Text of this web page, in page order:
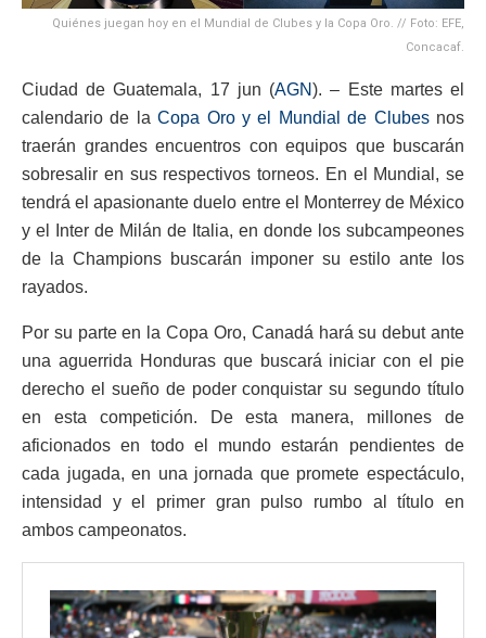
Quiénes juegan hoy en el Mundial de Clubes y la Copa Oro. // Foto: EFE,
Concacaf.
Ciudad de Guatemala, 17 jun (AGN). – Este martes el
calendario de la Copa Oro y el Mundial de Clubesnos
traerán grandes encuentros con equipos que buscarán
sobresalir en sus respectivos torneos. En el Mundial, se
tendrá el apasionante duelo entre el Monterrey de México
y el Inter de Milán de Italia, en donde los subcampeones
de la Champions buscarán imponer su estilo ante los
rayados.
Por su parte en la Copa Oro, Canadá hará su debut ante
una aguerrida Honduras que buscará iniciar con el pie
derecho el sueño de poder conquistar su segundo título
en esta competición. De esta manera, millones de
aficionados en todo el mundo estarán pendientes de
cada jugada, en una jornada que promete espectáculo,
intensidad y el primer gran pulso rumbo al título en
ambos campeonatos.